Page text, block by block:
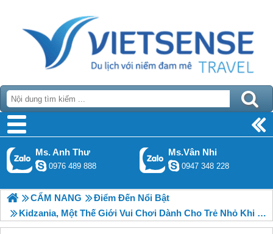
Ms. Anh Thư
0976 489 888
Ms.Vân Nhi
0947 348 228
CẨM NANG
Điểm Đến Nổi Bật
Kidzania, Một Thế Giới Vui Chơi Dành Cho Trẻ Nhỏ Khi Tới Thăm Đất Nước Thái Lan,